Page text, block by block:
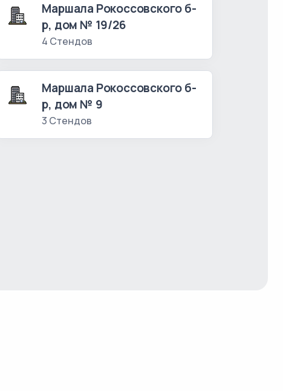
Маршала Рокоссовского б-
р, дом № 19/26
4 Стендов
Маршала Рокоссовского б-
р, дом № 9
3 Стендов